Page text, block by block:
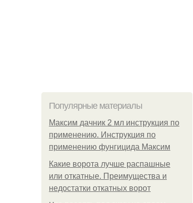
Популярные материалы
Максим дачник 2 мл инструкция по
применению. Инструкция по
применению фунгицида Максим
Какие ворота лучше распашные
или откатные. Преимущества и
недостатки откатных ворот